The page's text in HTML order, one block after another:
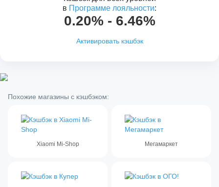
в Программе лояльности:
0.20% - 6.46%
Активировать кэшбэк
Похожие магазины с кэшбэком:
Xiaomi Mi-Shop Мегамаркет